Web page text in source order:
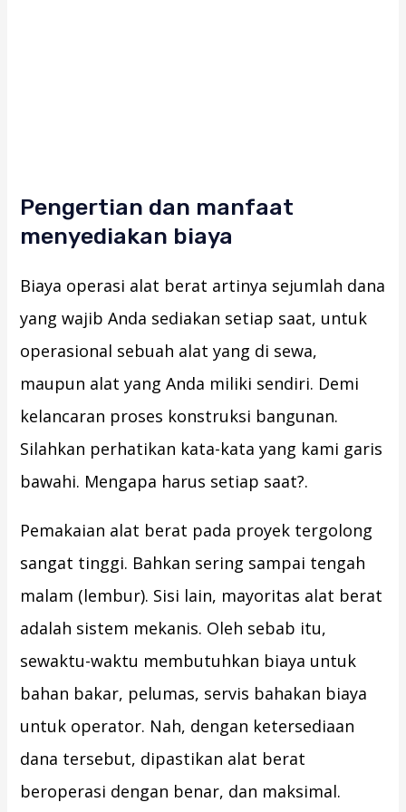
Pengertian dan manfaat
menyediakan biaya
Biaya operasi alat berat artinya sejumlah dana
yang wajib Anda sediakan setiap saat, untuk
operasional sebuah alat yang di sewa,
maupun alat yang Anda miliki sendiri. Demi
kelancaran proses konstruksi bangunan.
Silahkan perhatikan kata-kata yang kami garis
bawahi. Mengapa harus setiap saat?.
Pemakaian alat berat pada proyek tergolong
sangat tinggi. Bahkan sering sampai tengah
malam (lembur). Sisi lain, mayoritas alat berat
adalah sistem mekanis. Oleh sebab itu,
sewaktu-waktu membutuhkan biaya untuk
bahan bakar, pelumas, servis bahakan biaya
untuk operator. Nah, dengan ketersediaan
dana tersebut, dipastikan alat berat
beroperasi dengan benar, dan maksimal.